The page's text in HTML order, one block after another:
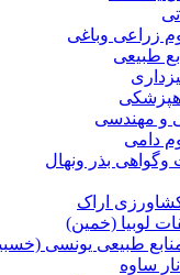
زراعی وباغی
طبیعی
و مهندسی
دامی
بذر ونهال
اراک
لوبیا (خمین)
منابع طبیعی یونسی
ساوه